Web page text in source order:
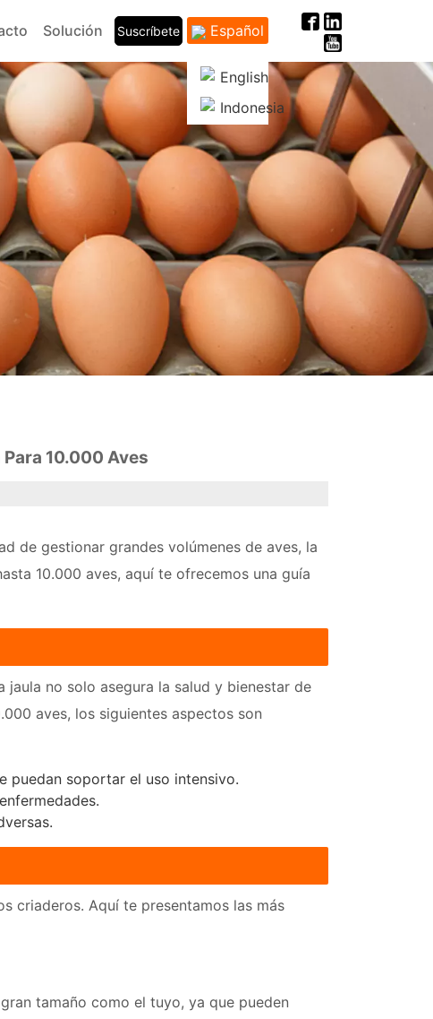
Solución Suscríbete Español
English
Indonesia
10.000 Aves
de gestionar grandes volúmenes de aves, la
10.000 aves, aquí te ofrecemos una guía
no solo asegura la salud y bienestar de
aves, los siguientes aspectos son
puedan soportar el uso intensivo.
criaderos. Aquí te presentamos las más
tamaño como el tuyo, ya que pueden